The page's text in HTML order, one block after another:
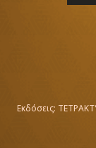
Εκδόσεις: